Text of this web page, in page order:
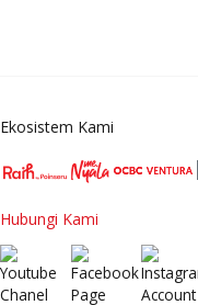
Ekosistem Kami
Hubungi Kami